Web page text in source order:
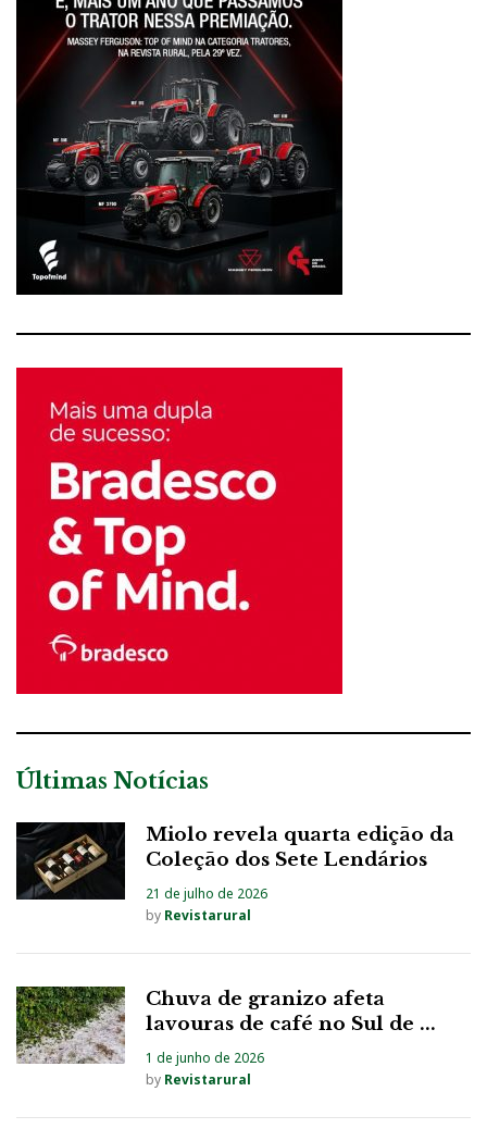
Últimas Notícias
Miolo revela quarta edição da
Coleção dos Sete Lendários
21 de julho de 2026
by Revistarural
Chuva de granizo afeta
lavouras de café no Sul de ...
1 de junho de 2026
by Revistarural